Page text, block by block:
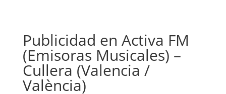
Publicidad en Activa FM
(Emisoras Musicales) –
Cullera (Valencia /
València)